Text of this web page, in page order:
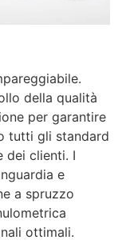
della qualità
per garantire
tutti gli standard
dei clienti. I
e
a spruzzo
ottimali.